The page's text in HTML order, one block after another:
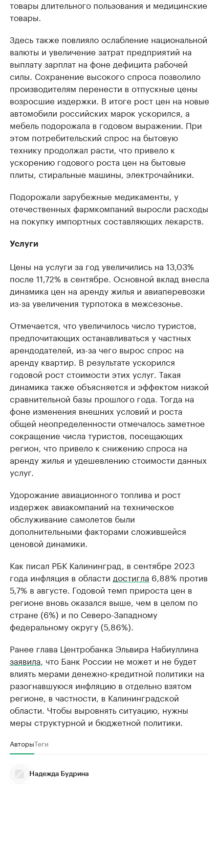
товары длительного пользования и медицинские
товары.
Здесь также повлияло ослабление национальной
валюты и увеличение затрат предприятий на
выплату зарплат на фоне дефицита рабочей
силы. Сохранение высокого спроса позволило
производителям перенести в отпускные цены
возросшие издержки. В итоге рост цен на новые
автомобили российских марок ускорился, а
мебель подорожала в годовом выражении. При
этом потребительский спрос на бытовую
технику продолжал расти, что привело к
ускорению годового роста цен на бытовые
плиты, стиральные машины, электрочайники.
Подорожали зарубежные медикаменты, у
отечественных фармкомпаний выросли расходы
на покупку импортных составляющих лекарств.
Услуги
Цены на услуги за год увеличились на 13,03%
после 11,72% в сентябре. Основной вклад внесла
динамика цен на аренду жилья и авиаперевозки
из-за увеличения турпотока в межсезонье.
Отмечается, что увеличилось число туристов,
предпочитающих останавливаться у частных
арендодателей, из-за чего вырос спрос на
аренду квартир. В результате ускорился
годовой рост стоимости этих услуг. Такая
динамика также объясняется и эффектом низкой
сравнительной базы прошлого года. Тогда на
фоне изменения внешних условий и роста
общей неопределенности отмечалось заметное
сокращение числа туристов, посещающих
регион, что привело к снижению спроса на
аренду жилья и удешевлению стоимости данных
услуг.
Удорожание авиационного топлива и рост
издержек авиакомпаний на техническое
обслуживание самолетов были
дополнительными факторами сложившейся
ценовой динамики.
Как писал РБК Калининград, в сентябре 2023
года инфляция в области достигла 6,88% против
5,7% в августе. Годовой темп прироста цен в
регионе вновь оказался выше, чем в целом по
стране (6%) и по Северо-Западному
федеральному округу (5,86%).
Ранее глава Центробанка Эльвира Набиуллина
заявила , что Банк России не может и не будет
влиять мерами денежно-кредитной политики на
разогнавшуюся инфляцию в отдельно взятом
регионе, в частности, в Калининградской
области. Чтобы выровнять ситуацию, нужны
меры структурной и бюджетной политики.
АвторыТеги
Надежда Будрина